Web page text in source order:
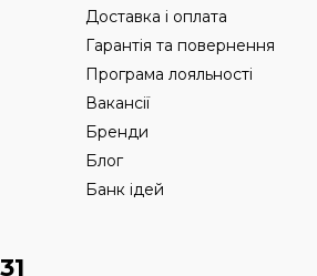
Доставка і оплата
Гарантія та повернення
Програма лояльності
Вакансії
Бренди
Блог
Банк ідей